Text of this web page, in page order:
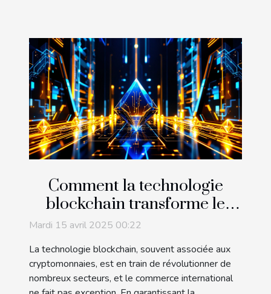
Comment la technologie
blockchain transforme le
commerce international
Mardi 15 avril 2025 00:22
La technologie blockchain, souvent associée aux
cryptomonnaies, est en train de révolutionner de
nombreux secteurs, et le commerce international